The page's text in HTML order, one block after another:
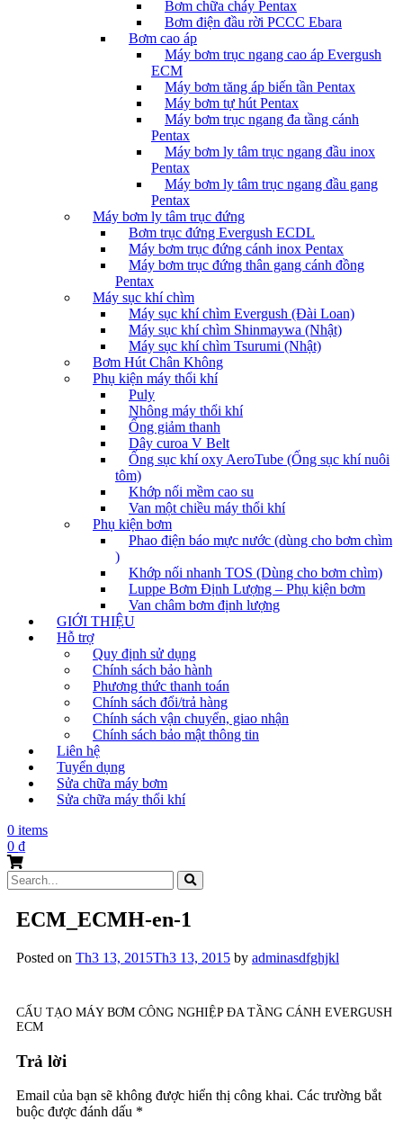
Bơm chữa cháy Pentax
Bơm điện đầu rời PCCC Ebara
Bơm cao áp
Máy bơm trục ngang cao áp Evergush
ECM
Máy bơm tăng áp biến tần Pentax
Máy bơm tự hút Pentax
Máy bơm trục ngang đa tầng cánh
Pentax
Máy bơm ly tâm trục ngang đầu inox
Pentax
Máy bơm ly tâm trục ngang đầu gang
Pentax
Máy bơm ly tâm trục đứng
Bơm trục đứng Evergush ECDL
Máy bơm trục đứng cánh inox Pentax
Máy bơm trục đứng thân gang cánh đồng
Pentax
Máy sục khí chìm
Máy sục khí chìm Evergush (Đài Loan)
Máy sục khí chìm Shinmaywa (Nhật)
Máy sục khí chìm Tsurumi (Nhật)
Bơm Hút Chân Không
Phụ kiện máy thổi khí
Puly
Nhông máy thổi khí
Ống giảm thanh
Dây curoa V Belt
Ống sục khí oxy AeroTube (Ống sục khí nuôi
tôm)
Khớp nối mềm cao su
Van một chiều máy thổi khí
Phụ kiện bơm
Phao điện báo mực nước (dùng cho bơm chìm
)
Khớp nối nhanh TOS (Dùng cho bơm chìm)
Luppe Bơm Định Lượng – Phụ kiện bơm
Van châm bơm định lượng
GIỚI THIỆU
Hỗ trợ
Quy định sử dụng
Chính sách bảo hành
Phương thức thanh toán
Chính sách đổi/trả hàng
Chính sách vận chuyển, giao nhận
Chính sách bảo mật thông tin
Liên hệ
Tuyển dụng
Sửa chữa máy bơm
Sửa chữa máy thổi khí
0 items
0 ₫
Search
for:
ECM_ECMH-en-1
Posted on Th3 13, 2015Th3 13, 2015 by adminasdfghjkl
CẤU TẠO MÁY BƠM CÔNG NGHIỆP ĐA TẦNG CÁNH EVERGUSH
ECM
Trả lời
Email của bạn sẽ không được hiển thị công khai. Các trường bắt
buộc được đánh dấu *